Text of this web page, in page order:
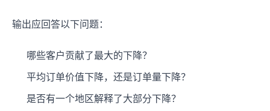
输出应回答以下问题：
哪些客户贡献了最大的下降？
平均订单价值下降，还是订单量下降？
是否有一个地区解释了大部分下降？